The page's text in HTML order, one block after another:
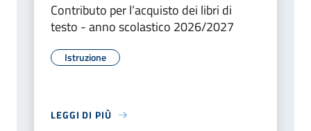
Contributo per l’acquisto dei libri di
testo - anno scolastico 2026/2027
Istruzione
LEGGI DI PIÙ